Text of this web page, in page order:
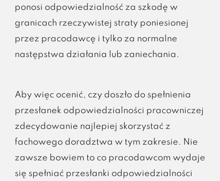
ponosi odpowiedzialność za szkodę w
granicach rzeczywistej straty poniesionej
przez pracodawcę i tylko za normalne
następstwa działania lub zaniechania.
Aby więc ocenić, czy doszło do spełnienia
przesłanek odpowiedzialności pracowniczej
zdecydowanie najlepiej skorzystać z
fachowego doradztwa w tym zakresie. Nie
zawsze bowiem to co pracodawcom wydaje
się spełniać przesłanki odpowiedzialności